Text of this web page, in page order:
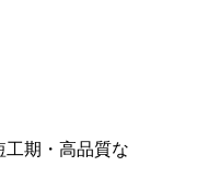
工期・高品質な